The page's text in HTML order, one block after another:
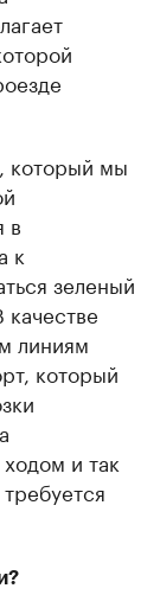
который мы
в
к
зеленый
линиям
который
и так